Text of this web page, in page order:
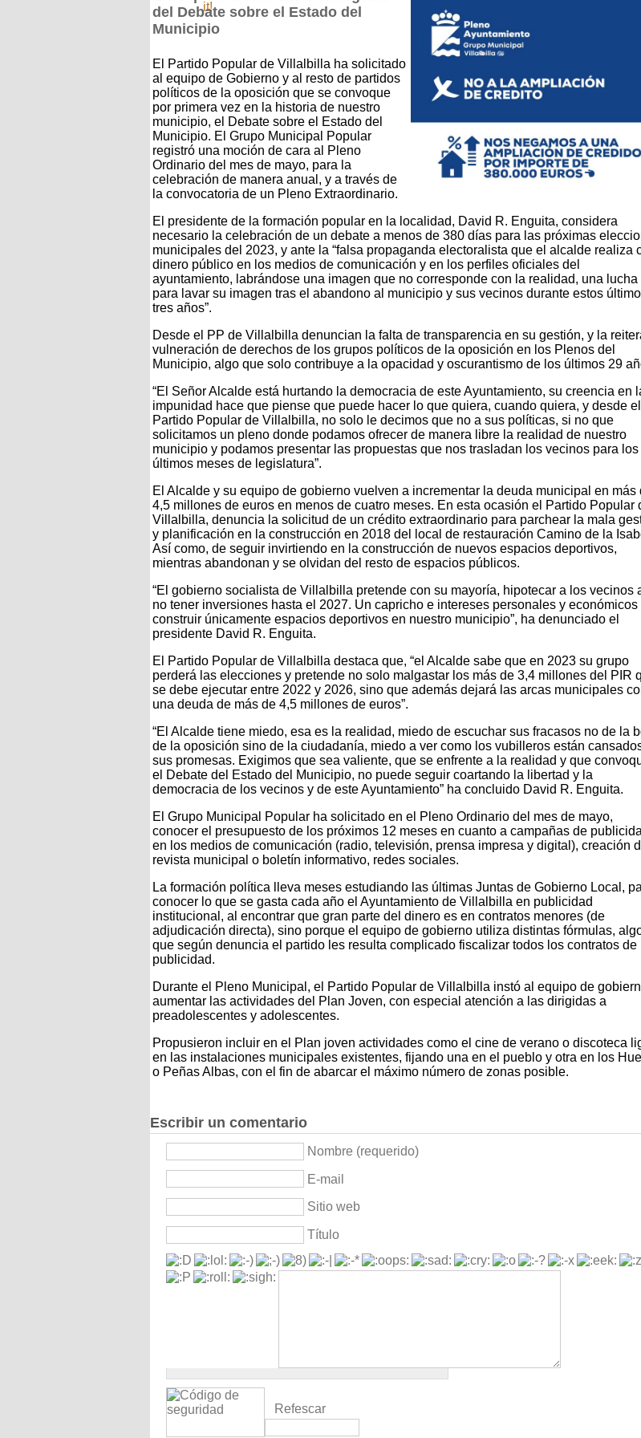
del Debate sobre el Estado del
Municipio
El Partido Popular de Villalbilla ha solicitado
al equipo de Gobierno y al resto de partidos
políticos de la oposición que se convoque
por primera vez en la historia de nuestro
municipio, el Debate sobre el Estado del
Municipio. El Grupo Municipal Popular
registró una moción de cara al Pleno
Ordinario del mes de mayo, para la
celebración de manera anual, y a través de
la convocatoria de un Pleno Extraordinario.
El presidente de la formación popular en la localidad, David R. Enguita, considera
necesario la celebración de un debate a menos de 380 días para las próximas
municipales del 2023, y ante la “falsa propaganda electoralista que el alcalde realiza
dinero público en los medios de comunicación y en los perfiles oficiales del
ayuntamiento, labrándose una imagen que no corresponde con la realidad, una lucha
para lavar su imagen tras el abandono al municipio y sus vecinos durante estos
tres años”.
Desde el PP de Villalbilla denuncian la falta de transparencia en su gestión, y la
vulneración de derechos de los grupos políticos de la oposición en los Plenos del
Municipio, algo que solo contribuye a la opacidad y oscurantismo de los últimos 29
“El Señor Alcalde está hurtando la democracia de este Ayuntamiento, su creencia en
impunidad hace que piense que puede hacer lo que quiera, cuando quiera, y desde el
Partido Popular de Villalbilla, no solo le decimos que no a sus políticas, si no que
solicitamos un pleno donde podamos ofrecer de manera libre la realidad de nuestro
municipio y podamos presentar las propuestas que nos trasladan los vecinos para los
últimos meses de legislatura”.
El Alcalde y su equipo de gobierno vuelven a incrementar la deuda municipal en más
4,5 millones de euros en menos de cuatro meses. En esta ocasión el Partido Popular
Villalbilla, denuncia la solicitud de un crédito extraordinario para parchear la mala
y planificación en la construcción en 2018 del local de restauración Camino de la
Así como, de seguir invirtiendo en la construcción de nuevos espacios deportivos,
mientras abandonan y se olvidan del resto de espacios públicos.
“El gobierno socialista de Villalbilla pretende con su mayoría, hipotecar a los vecinos
no tener inversiones hasta el 2027. Un capricho e intereses personales y económicos
construir únicamente espacios deportivos en nuestro municipio”, ha denunciado el
presidente David R. Enguita.
El Partido Popular de Villalbilla destaca que, “el Alcalde sabe que en 2023 su grupo
perderá las elecciones y pretende no solo malgastar los más de 3,4 millones del PIR
se debe ejecutar entre 2022 y 2026, sino que además dejará las arcas municipales
una deuda de más de 4,5 millones de euros”.
“El Alcalde tiene miedo, esa es la realidad, miedo de escuchar sus fracasos no de la
de la oposición sino de la ciudadanía, miedo a ver como los vubilleros están
sus promesas. Exigimos que sea valiente, que se enfrente a la realidad y que
el Debate del Estado del Municipio, no puede seguir coartando la libertad y la
democracia de los vecinos y de este Ayuntamiento” ha concluido David R. Enguita.
El Grupo Municipal Popular ha solicitado en el Pleno Ordinario del mes de mayo,
conocer el presupuesto de los próximos 12 meses en cuanto a campañas de
en los medios de comunicación (radio, televisión, prensa impresa y digital), creación
revista municipal o boletín informativo, redes sociales.
La formación política lleva meses estudiando las últimas Juntas de Gobierno Local,
conocer lo que se gasta cada año el Ayuntamiento de Villalbilla en publicidad
institucional, al encontrar que gran parte del dinero es en contratos menores (de
adjudicación directa), sino porque el equipo de gobierno utiliza distintas fórmulas,
que según denuncia el partido les resulta complicado fiscalizar todos los contratos de
publicidad.
Durante el Pleno Municipal, el Partido Popular de Villalbilla instó al equipo de
aumentar las actividades del Plan Joven, con especial atención a las dirigidas a
preadolescentes y adolescentes.
Propusieron incluir en el Plan joven actividades como el cine de verano o discoteca
en las instalaciones municipales existentes, fijando una en el pueblo y otra en los
o Peñas Albas, con el fin de abarcar el máximo número de zonas posible.
Escribir un comentario
Nombre (requerido)
E-mail
Sitio web
Título
Refescar